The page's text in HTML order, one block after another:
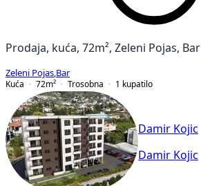
Prodaja, kuća, 72m², Zeleni Pojas, Bar
Zeleni Pojas Bar
Kuća
72m² Trosobna 1 kupatilo
Damir Kojic
Damir Kojic